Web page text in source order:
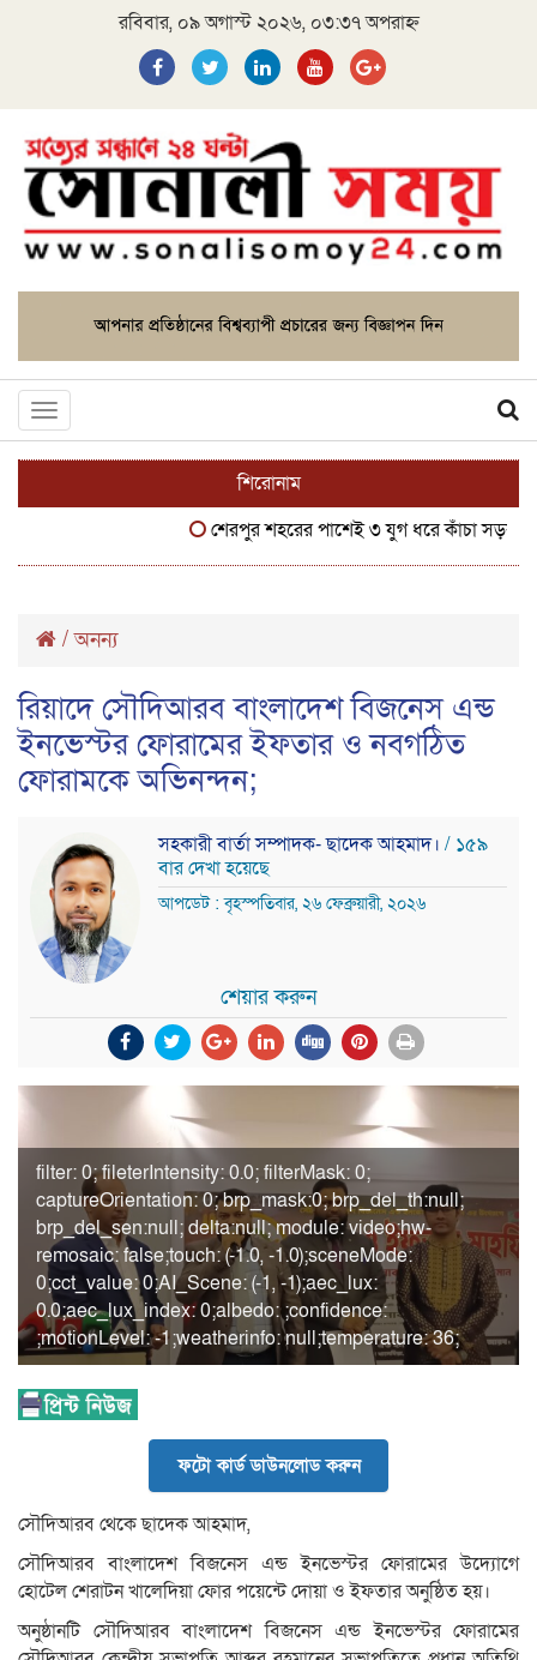
রবিবার, ০৯ অগাস্ট ২০২৬, ০৩:৩৭ অপরাহ্ন
Toggle
navigation
শিরোনাম
শেরপুর শহরের পাশেই ৩ যুগ ধরে কাঁচা সড়ক,
/অনন্য
রিয়াদে সৌদিআরব বাংলাদেশ বিজনেস এন্ড
ইনভেস্টর ফোরামের ইফতার ও নবগঠিত
ফোরামকে অভিনন্দন;
সহকারী বার্তা সম্পাদক- ছাদেক আহমাদ। / ১৫৯
বার দেখা হয়েছে
আপডেট : বৃহস্পতিবার, ২৬ ফেব্রুয়ারী, ২০২৬
শেয়ার করুন
filter: 0; fileterIntensity: 0.0; filterMask: 0;
captureOrientation: 0; brp_mask:0; brp_del_th:null;
brp_del_sen:null; delta:null; module: video;hw-
remosaic: false;touch: (-1.0, -1.0);sceneMode:
0;cct_value: 0;AI_Scene: (-1, -1);aec_lux:
0.0;aec_lux_index: 0;albedo: ;confidence:
;motionLevel: -1;weatherinfo: null;temperature: 36;
ফটো কার্ড ডাউনলোড করুন
সৌদিআরব থেকে ছাদেক আহমাদ,
সৌদিআরব বাংলাদেশ বিজনেস এন্ড ইনভেস্টর ফোরামের উদ্যোগে
হোটেল শেরাটন খালেদিয়া ফোর পয়েন্টে দোয়া ও ইফতার অনুষ্ঠিত হয়।
অনুষ্ঠানটি সৌদিআরব বাংলাদেশ বিজনেস এন্ড ইনভেস্টর ফোরামের